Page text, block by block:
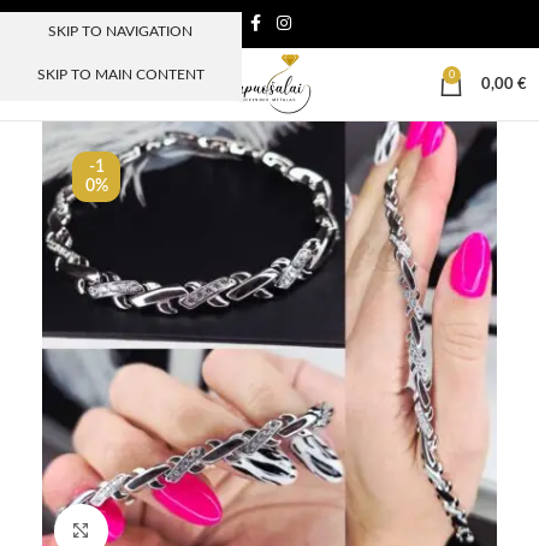
SKIP TO NAVIGATION
SKIP TO MAIN CONTENT
MENIU
0
0,00 €
-1
0%
Paspauskite, kad padidinti